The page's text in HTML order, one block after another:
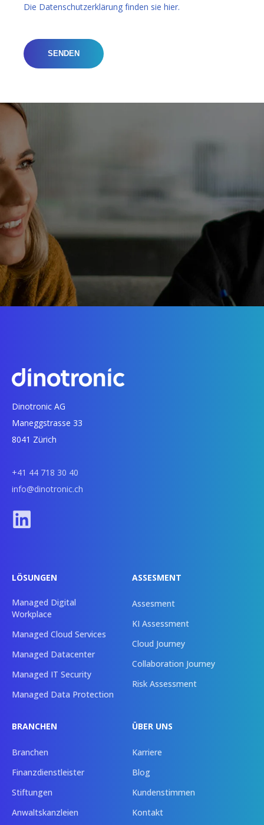
Die Datenschutzerklärung finden sie hier.
Dinotronic AG
Maneggstrasse 33
8041 Zürich
+41 44 718 30 40
info@dinotronic.ch
LÖSUNGEN
Managed Digital
Workplace
Managed Cloud Services
Managed Datacenter
Managed IT Security
Managed Data Protection
ASSESMENT
Assesment
KI Assessment
Cloud Journey
Collaboration Journey
Risk Assessment
BRANCHEN
Branchen
Finanzdienstleister
Stiftungen
Anwaltskanzleien
ÜBER UNS
Karriere
Blog
Kundenstimmen
Kontakt